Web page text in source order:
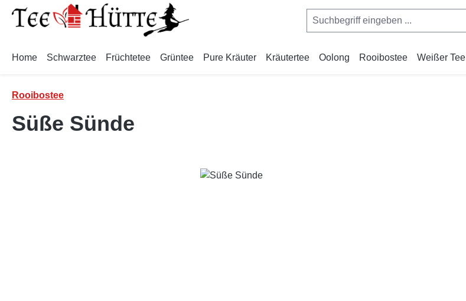
Hauptinhalt springen
Zur Suche springen
Zur Hauptnavigation springen
Home Schwarztee Früchtetee Grüntee Pure Kräuter Kräutertee Oolong Rooibostee Weißer Tee
Rooibostee
Süße Sünde